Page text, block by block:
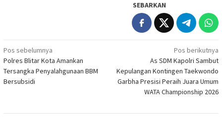
SEBARKAN
Navigasi
pos
Pos sebelumnya
Polres Blitar Kota Amankan
Tersangka Penyalahgunaan BBM
Bersubsidi
Pos berikutnya
As SDM Kapolri Sambut
Kepulangan Kontingen Taekwondo
Garbha Presisi Peraih Juara Umum
WATA Championship 2026